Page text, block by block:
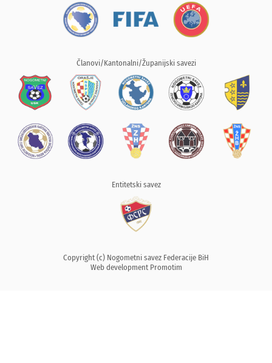
Članovi/Kantonalni/Županijski savezi
Entitetski savez
Copyright (c) Nogometni savez Federacije BiH
Web development Promotim